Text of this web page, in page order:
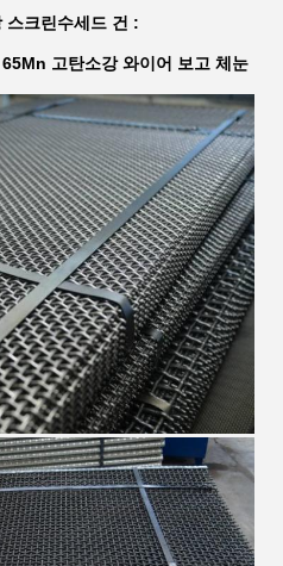
스크린수세드 건 :
고탄소강 와이어 보고 체눈